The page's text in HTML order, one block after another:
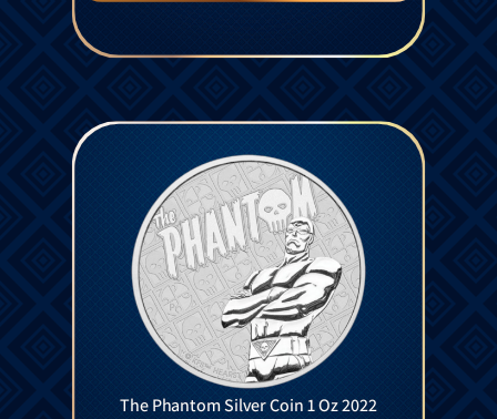
The Phantom Silver Coin 1 Oz 2022